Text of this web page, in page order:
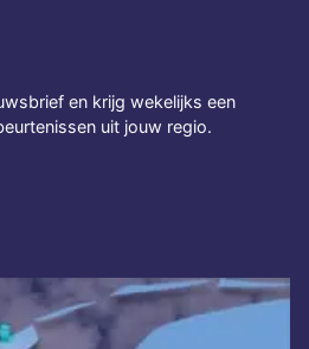
en krijg wekelijks een
uit jouw regio.